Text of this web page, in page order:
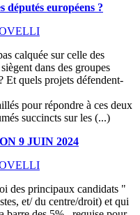
députés européens ?
calquée sur celle des
dans des groupes
Et quels projets défendent-
pour répondre à ces deux
succincts sur les (...)
9 JUIN 2024
des principaux candidats "
et/ du centre/droit) et qui